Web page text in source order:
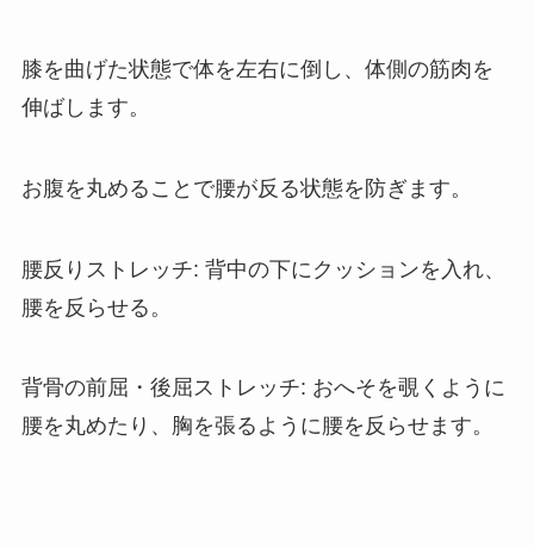
膝を曲げた状態で体を左右に倒し、体側の筋肉を
伸ばします。
お腹を丸めることで腰が反る状態を防ぎます。
腰反りストレッチ: 背中の下にクッションを入れ、
腰を反らせる。
背骨の前屈・後屈ストレッチ: おへそを覗くように
腰を丸めたり、胸を張るように腰を反らせます。